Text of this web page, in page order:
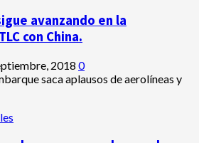
avanzando en la
con China.
2018 0